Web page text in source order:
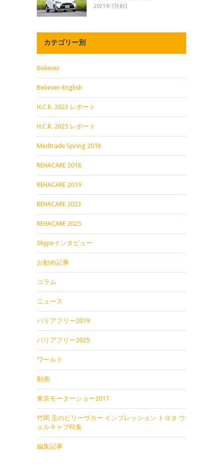
2021年7月8日
カテゴリー別
Believer
Believer-English
H.C.R. 2023 レポート
H.C.R. 2025 レポート
Medtrade Spring 2018
REHACARE 2018
REHACARE 2019
REHACARE 2023
REHACARE 2025
Skypeインタビュー
お勧め記事
コラム
ニュース
バリアフリー2019
バリアフリー2025
ワールド
動画
東京モーターショー2017
竹岡 圭のビリーヴカー インプレッション トヨタ ウ
ェルキャブ特集
編集記事